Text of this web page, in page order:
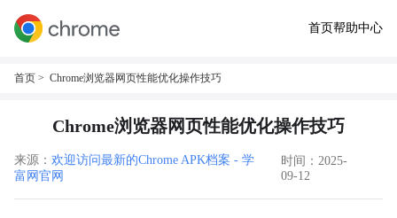
首页帮助中心
首页 > Chrome浏览器网页性能优化操作技巧
Chrome浏览器网页性能优化操作技巧
来源： 欢迎访问最新的Chrome APK档案 - 学
富网官网
时间：2025-
09-12